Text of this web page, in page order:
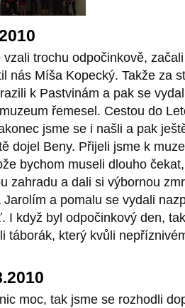
vzali trochu odpočinkově,
nás Míša Kopecký. Takže za
k Pastvinám a pak se
řemesel. Cestou do
jsme se i našli a pak
dojel Beny. Přijeli jsme k
bychom museli dlouho
zahradu a dali si výbornou
Jarolím a pomalu se vydali
I když byl odpočinkový den,
táborák, který kvůli
moc, tak jsme se rozhodli